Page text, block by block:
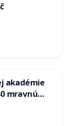
akadémie
mravnú